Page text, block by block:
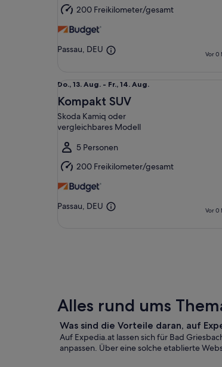
Aug. 200 Freikilometer/gesamt
Passau, DEU Vor 0
Do.,
13.
Aug.
bis
14.
Aug.
Do., 13. Aug. - Fr., 14. Aug.
Kompakt SUV
Skoda Kamiq oder
vergleichbares Modell
5 Personen
200 Freikilometer/gesamt
Passau, DEU Vor 0
Alles rund ums
Was sind die Vorteile daran, auf
Auf Expedia.at lassen sich für Bad
anpassen. Über eine solche etablierte